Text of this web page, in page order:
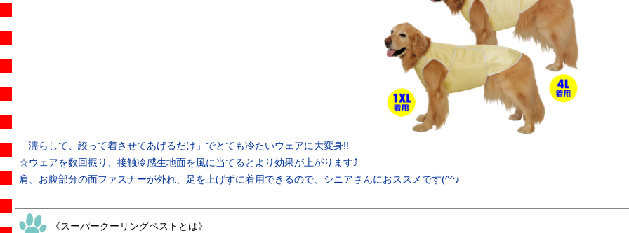
「濡らして、絞って着させてあげるだけ」でとても冷たいウェアに大変身!!
☆ウェアを数回振り、接触冷感生地面を風に当てるとより効果が上がります⤴
肩、お腹部分の面ファスナーが外れ、足を上げずに着用できるので、シニアさんにおススメです(^^♪
《スーパークーリングベストとは》